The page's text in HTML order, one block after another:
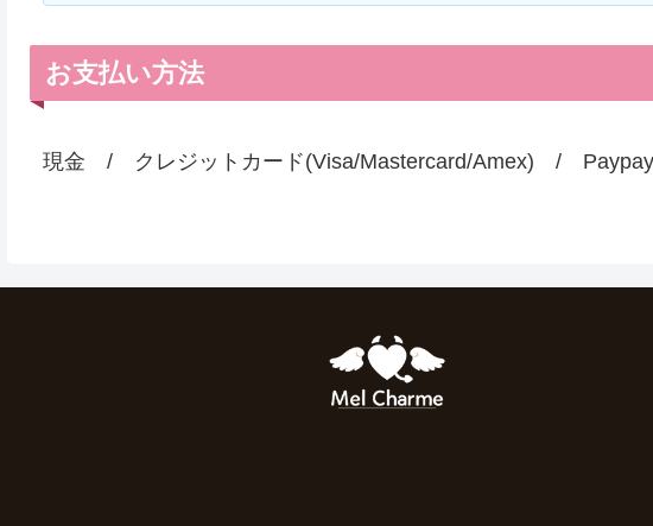
お支払い方法
現金 / クレジットカード(Visa/Mastercard/Amex) / Paypay